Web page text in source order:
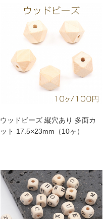
ウッドビーズ 縦穴あり 多面カ
ット 17.5×23mm（10ヶ）